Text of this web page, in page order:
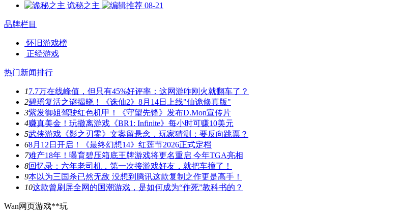
诡秘之主
08-21
品牌栏目
怀旧游戏榜
正经游戏
热门新闻排行
17.7万在线峰值，但只有45%好评率：这网游咋刚火就翻车了？
2碧瑶复活之谜揭晓！《诛仙2》8月14日上线"仙诡修真版"
3紫发御姐驾驶红色机甲！《守望先锋》发布D.Mon宣传片
4赚真美金！玩撤离游戏《BR1: Infinite》每小时可赚10美元
5武侠游戏《影之刃零》文案留悬念，玩家猜测：要反向跳票？
68月12日开启！《最终幻想14》红莲节2026正式定档
7难产18年！曝育碧压箱底王牌游戏将更名重启 今年TGA亮相
8回忆录：六年老司机，第一次接游戏好友，就把车撞了！
9本以为三国杀已然无敌 没想到腾讯这款复制之作更是高手！
10这款曾刷屏全网的国潮游戏，是如何成为“作死”教科书的？
Wan网页游戏**玩